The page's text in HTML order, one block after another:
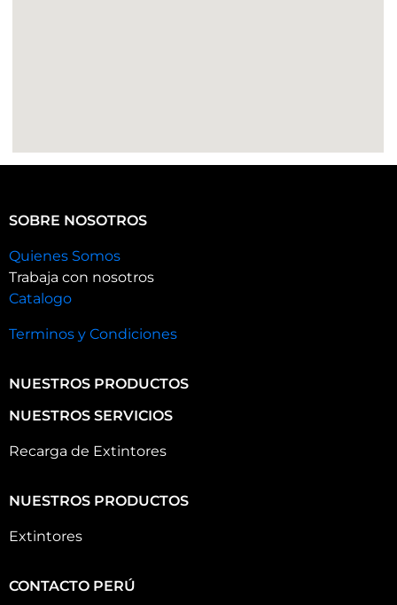
SOBRE NOSOTROS
Quienes Somos
Trabaja con nosotros
Catalogo
Terminos y Condiciones
NUESTROS PRODUCTOS
NUESTROS SERVICIOS
Recarga de Extintores
NUESTROS PRODUCTOS
Extintores
CONTACTO PERÚ